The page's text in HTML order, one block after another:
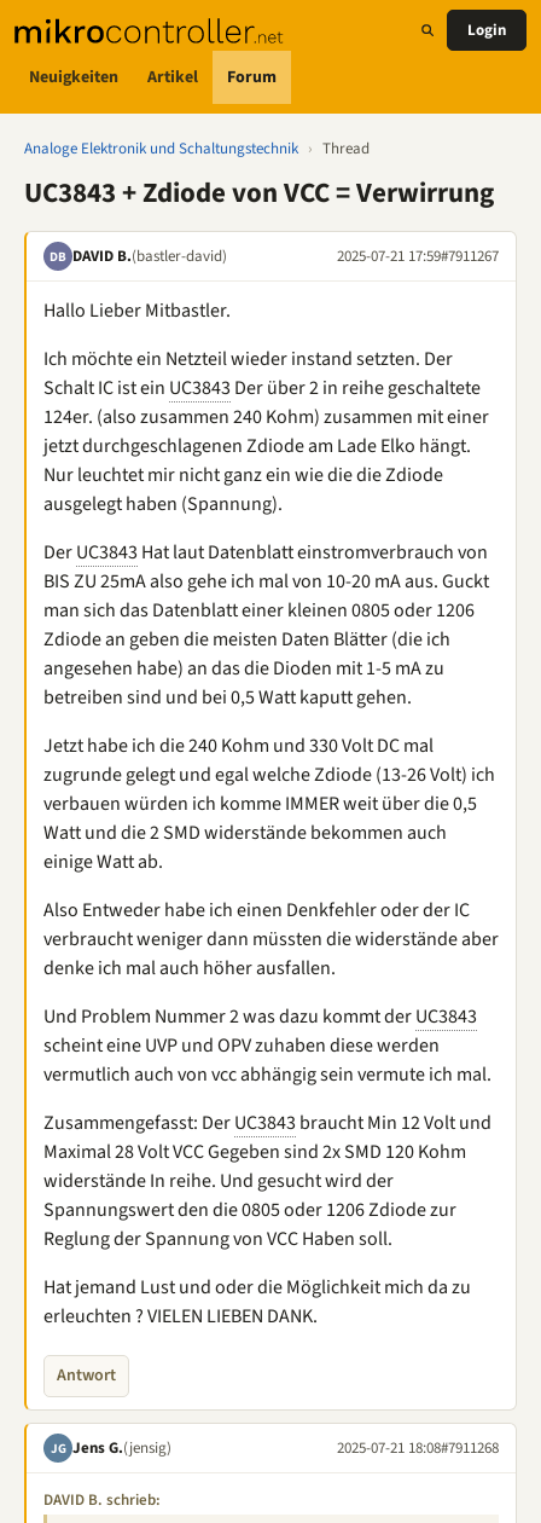
Neuigkeiten Artikel Forum
Login
Analoge Elektronik und Schaltungstechnik › Thread
UC3843 + Zdiode von VCC = Verwirrung
DB DAVID B.(bastler-david) 2025-07-21 17:59#7911267
Hallo Lieber Mitbastler.
Ich möchte ein Netzteil wieder instand setzten. Der
Schalt IC ist ein UC3843 Der über 2 in reihe geschaltete
124er. (also zusammen 240 Kohm) zusammen mit einer
jetzt durchgeschlagenen Zdiode am Lade Elko hängt.
Nur leuchtet mir nicht ganz ein wie die die Zdiode
ausgelegt haben (Spannung).
DerUC3843 Hat laut Datenblatt einstromverbrauch von
BIS ZU 25mA also gehe ich mal von 10-20 mA aus. Guckt
man sich das Datenblatt einer kleinen 0805 oder 1206
Zdiode an geben die meisten Daten Blätter (die ich
angesehen habe) an das die Dioden mit 1-5 mA zu
betreiben sind und bei 0,5 Watt kaputt gehen.
Jetzt habe ich die 240 Kohm und 330 Volt DC mal
zugrunde gelegt und egal welche Zdiode (13-26 Volt) ich
verbauen würden ich komme IMMER weit über die 0,5
Watt und die 2 SMD widerstände bekommen auch
einige Watt ab.
Also Entweder habe ich einen Denkfehler oder der IC
verbraucht weniger dann müssten die widerstände aber
denke ich mal auch höher ausfallen.
Und Problem Nummer 2 was dazu kommt derUC3843
scheint eine UVP und OPV zuhaben diese werden
vermutlich auch von vcc abhängig sein vermute ich mal.
Zusammengefasst: DerUC3843 braucht Min 12 Volt und
Maximal 28 Volt VCC Gegeben sind 2x SMD 120 Kohm
widerstände In reihe. Und gesucht wird der
Spannungswert den die 0805 oder 1206 Zdiode zur
Reglung der Spannung von VCC Haben soll.
Hat jemand Lust und oder die Möglichkeit mich da zu
erleuchten ? VIELEN LIEBEN DANK.
Antwort
JG Jens G.(jensig) 2025-07-21 18:08#7911268
DAVID B. schrieb: